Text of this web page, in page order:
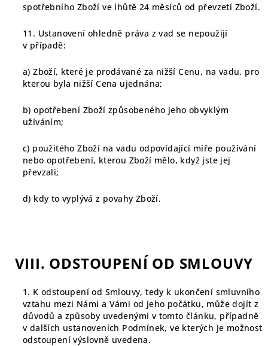
spotřebního Zboží ve lhůtě 24 měsíců od převzetí Zboží.
11. Ustanovení ohledně práva z vad se nepoužijí
v případě:
a) Zboží, které je prodávané za nižší Cenu, na vadu, pro
kterou byla nižší Cena ujednána;
b) opotřebení Zboží způsobeného jeho obvyklým
užíváním;
c) použitého Zboží na vadu odpovídající míře používání
nebo opotřebení, kterou Zboží mělo, když jste jej
převzali;
d) kdy to vyplývá z povahy Zboží.
VIII. ODSTOUPENÍ OD SMLOUVY
1. K odstoupení od Smlouvy, tedy k ukončení smluvního
vztahu mezi Námi a Vámi od jeho počátku, může dojít z
důvodů a způsoby uvedenými v tomto článku, případně
v dalších ustanoveních Podmínek, ve kterých je možnost
odstoupení výslovně uvedena.